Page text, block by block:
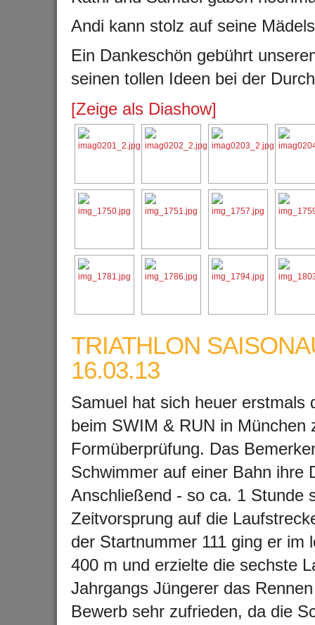
Andi kann stolz auf seine
Ein Dankeschön gebührt
seinen tollen Ideen bei der
[Zeige als Diashow]
TRIATHLON
16.03.13
Samuel hat sich heuer erstmals
beim SWIM & RUN in München
Formüberprüfung. Das
Schwimmer auf einer Bahn ihre
Anschließend - so ca. 1 Stunde
Zeitvorsprung auf die
der Startnummer 111 ging er im
400 m und erzielte die sechste
Jahrgangs Jüngerer das
Bewerb sehr zufrieden, da die